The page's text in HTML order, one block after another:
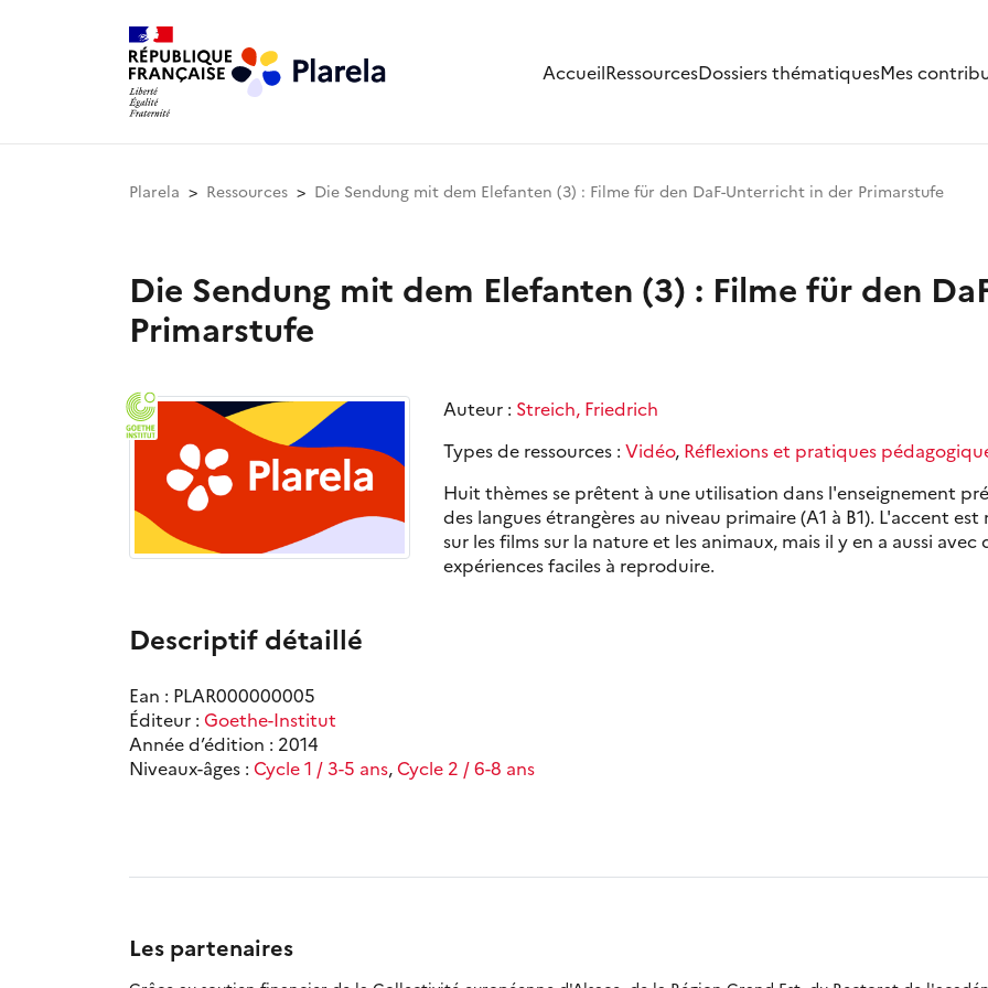
AccueilRessourcesDossiers thématiquesMes
Plarela Ressources Die Sendung mit dem Elefanten (3) : Filme für den DaF-Unterricht in der Primarstufe
Die Sendung mit dem Elefanten (3) : Filme für den
Primarstufe
Auteur : Streich, Friedrich
Types de ressources : Vidéo, Réflexions et pratiques
Huit thèmes se prêtent à une utilisation dans l'enseignement
des langues étrangères au niveau primaire (A1 à B1). L'accent est
sur les films sur la nature et les animaux, mais il y en a aussi avec
expériences faciles à reproduire.
Descriptif détaillé
Ean : PLAR000000005
Éditeur : Goethe-Institut
Année d’édition : 2014
Niveaux-âges : Cycle 1 / 3-5 ans,Cycle 2 / 6-8 ans
Les partenaires